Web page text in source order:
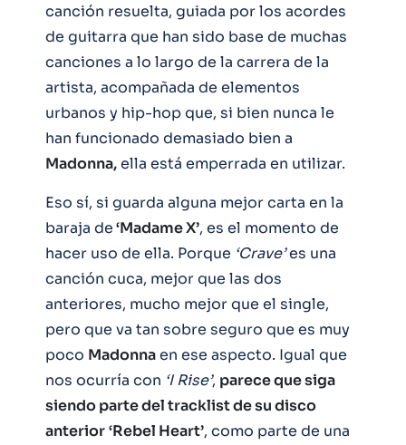
canción resuelta, guiada por los acordes
de guitarra que han sido base de muchas
canciones a lo largo de la carrera de la
artista, acompañada de elementos
urbanos y hip-hop que, si bien nunca le
han funcionado demasiado bien a
Madonna,ella está emperrada en utilizar.
Eso sí, si guarda alguna mejor carta en la
baraja de‘Madame X’, es el momento de
hacer uso de ella. Porque ‘Crave’es una
canción cuca, mejor que las dos
anteriores, mucho mejor que el single,
pero que va tan sobre seguro que es muy
poco Madonnaen ese aspecto. Igual que
nos ocurría con ‘I Rise’, parece que siga
siendo parte del tracklist de su disco
anterior‘Rebel Heart’, como parte de una